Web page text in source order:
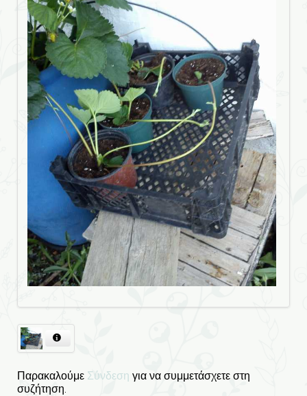
Παρακαλούμε Σύνδεση για να συμμετάσχετε στη
συζήτηση.